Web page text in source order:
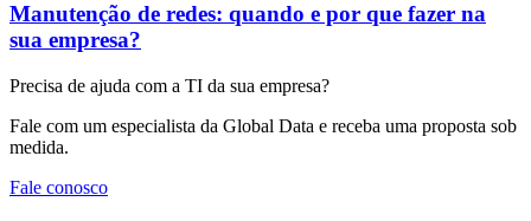
Manutenção de redes: quando e por que fazer na
sua empresa?
Precisa de ajuda com a TI da sua empresa?
Fale com um especialista da Global Data e receba uma proposta sob
medida.
Fale conosco